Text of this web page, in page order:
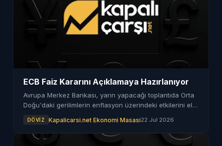
ECB Faiz Kararını Açıklamaya Hazırlanıyor
Avrupa Merkez Bankası, yarın yapacağı toplantıda Orta
Doğu'daki gerilimlerin enflasyon üzerindeki etkilerini ele
DÖVIZ Kapalicarsi.net Ekonomi Masasi22 Jul 2026